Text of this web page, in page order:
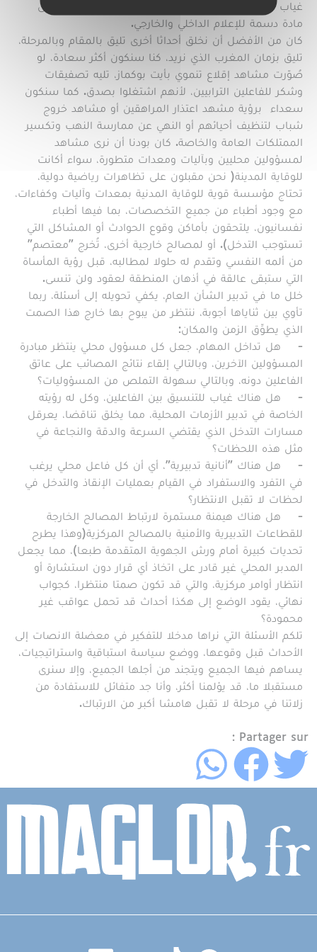
غياب شجاعة تدبيرية تقينا من مشكل تحول المشهد إلى
مادة دسمة للإعلام الداخلي والخارجي.
كان من الأفضل أن نخلق أحداثا أخرى تليق بالمقام وبالمرحلة،
تليق بزمان المغرب الذي نريد، كنا سنكون أكثر سعادة، لو
صُوّرت مشاهد إقلاع تنموي بأيت بوكماز، تليه تصفيقات
وشكر للفاعلين الترابيين، لأنهم اشتغلوا بصدق. كما سنكون
سعداء برؤية مشهد اعتذار المراهقين أو مشاهد خروج
شباب لتنظيف أحيائهم أو النهي عن ممارسة النهب وتكسير
الممتلكات العامة والخاصة. كان بودنا أن نرى مشاهد
لمسؤولين محليين وبآليات ومعدات متطورة، سواء أكانت
للوقاية المدينة( نحن مقبلون على تظاهرات رياضية دولية،
تحتاج مؤسسة قوية للوقاية المدنية بمعدات وآليات وكفاءات،
مع وجود أطباء من جميع التخصصات، بما فيها أطباء
نفسانيون، يلتحقون بأماكن وقوع الحوادث أو المشاكل التي
تستوجب التدخل). أو لمصالح خارجية أخرى، تُخرج "معتصم"
من ألمه النفسي وتقدم له حلولا لمطالبه، قبل رؤية المأساة
التي ستبقى عالقة في أذهان المنطقة لعقود ولن تنسى.
خلل ما في تدبير الشأن العام، يكفي تحويله إلى أسئلة، ربما
تأوي بين ثناياها أجوبة، ننتظر من يبوح بها خارج هذا الصمت
الذي يطوِّق الزمن والمكان:
- هل تداخل المهام، جعل كل مسؤول محلي ينتظر مبادرة
المسؤولين الآخرين، وبالتالي إلقاء نتائج المصائب على عاتق
الفاعلين دونه، وبالتالي سهولة التملص من المسؤوليات؟
- هل هناك غياب للتنسيق بين الفاعلين، وكل له رؤيته
الخاصة في تدبير الأزمات المحلية، مما يخلق تناقضا، يعرقل
مسارات التدخل الذي يقتضي السرعة والدقة والنجاعة في
مثل هذه اللحظات؟
- هل هناك "أنانية تدبيرية"، أي أن كل فاعل محلي يرغب
في التفرد والاستفراد في القيام بعمليات الإنقاذ والتدخل في
لحظات لا تقبل الانتظار؟
- هل هناك هيمنة مستمرة لارتباط المصالح الخارجة
للقطاعات التدبيرية والأمنية بالمصالح المركزية(وهذا يطرح
تحديات كبيرة أمام ورش الجهوية المتقدمة طبعا)، مما يجعل
المدبر المحلي غير قادر على اتخاذ أي قرار دون استشارة أو
انتظار أوامر مركزية، والتي قد تكون صمتا منتظرا، كجواب
نهائي، يقود الوضع إلى هكذا أحداث قد تحمل عواقب غير
محمودة؟
تلكم الأسئلة التي نراها مدخلا للتفكير في معضلة الانصات إلى
الأحداث قبل وقوعها، ووضع سياسة استباقية واستراتيجيات،
يساهم فيها الجميع ويتجند من أجلها الجميع، وإلا سنرى
مستقبلا ما، قد يؤلمنا أكثر، وأنا جد متفائل للاستفادة من
زلاتنا في مرحلة لا تقبل هامشا أكبر من الارتباك.
Partager sur :